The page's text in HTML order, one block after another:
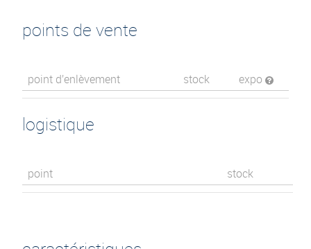
points de vente
point d’enlèvement stock expo
logistique
point stock